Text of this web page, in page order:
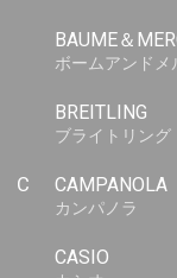
BAUME＆
ボームアンドメ
BREITLING
ブライトリング
C CAMPANOLA
カンパノラ
CASIO